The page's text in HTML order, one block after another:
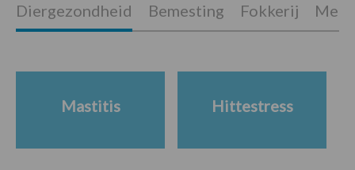
Diergezondheid Bemesting Fokkerij
Mastitis Hittestress